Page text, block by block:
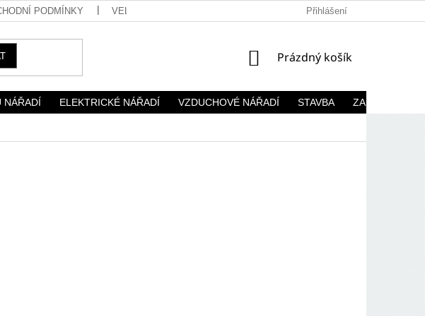
PODMÍNKY VELKOOBCHOD Přihlášení
NÁKUPNÍ
Prázdný košík
NÁŘADÍ ELEKTRICKÉ NÁŘADÍ VZDUCHOVÉ NÁŘADÍ STAVBA ZAHRADA